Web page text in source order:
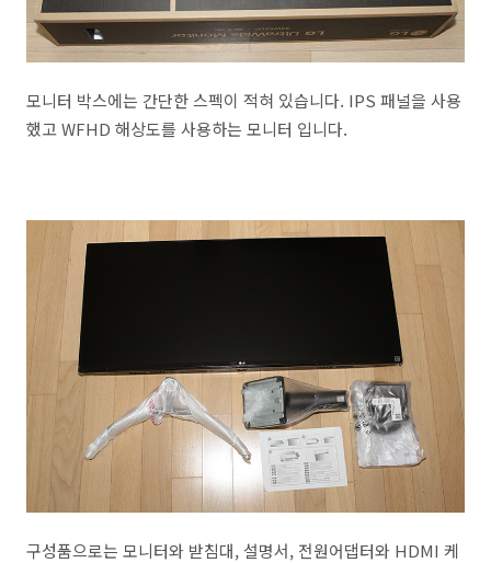
모니터 박스에는 간단한 스펙이 적혀 있습니다. IPS 패널을 사용
했고 WFHD 해상도를 사용하는 모니터 입니다.
구성품으로는 모니터와 받침대, 설명서, 전원어댑터와 HDMI 케